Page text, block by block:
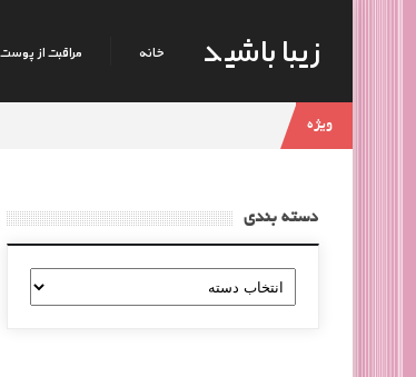
زیبا باشید خانه مراقبت از پوست
ویژه
دسته بندی
دسته
بندی